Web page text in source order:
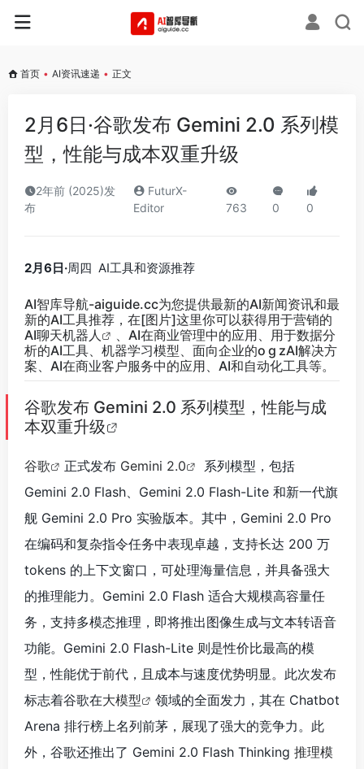
首页 • AI资讯速递 • 正文
2月6日·谷歌发布 Gemini 2.0 系列模
型，性能与成本双重升级
2年前 (2025)发
布
FuturX-
Editor
763 0 0
2月6日·周四 AI工具和资源推荐
AI智库导航-aiguide.cc为您提供最新的AI新闻资讯和最
新的AI工具推荐，在[图片]这里你可以获得用于营销的
AI聊天机器人
、AI在商业管理中的应用、用于数据分
析的AI工具、机器学习模型、面向企业的o g zAI解决方
案、AI在商业客户服务中的应用、AI和自动化工具等。
谷歌发布 Gemini 2.0 系列模型，性能与成
本双重升级
谷歌 正式发布 Gemini 2.0
系列模型，包括
Gemini 2.0 Flash、Gemini 2.0 Flash-Lite 和新一代旗
舰 Gemini 2.0 Pro 实验版本。其中，Gemini 2.0 Pro
在编码和复杂指令任务中表现卓越，支持长达 200 万
tokens 的上下文窗口，可处理海量信息，并具备强大
的推理能力。Gemini 2.0 Flash 适合大规模高容量任
务，支持多模态推理，即将推出图像生成与文本转语音
功能。Gemini 2.0 Flash-Lite 则是性价比最高的模
型，性能优于前代，且成本与速度优势明显。此次发布
标志着谷歌在大模型
领域的全面发力，其在 Chatbot
Arena 排行榜上名列前茅，展现了强大的竞争力。此
外，谷歌还推出了 Gemini 2.0 Flash Thinking 推理模